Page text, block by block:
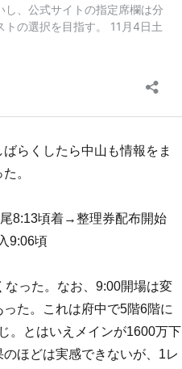
らくしたら中山も情報をま
。
8:13頃着→整理券配布開始
9:06頃
った。なお、9:00開場は変
た。これは府中で5階6階に
。とはいえメインが1600万下
ほどは実感できないが、1レ